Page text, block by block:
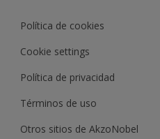
Política de cookies
Cookie settings
Política de privacidad
Términos de uso
Otros sitios de AkzoNobel